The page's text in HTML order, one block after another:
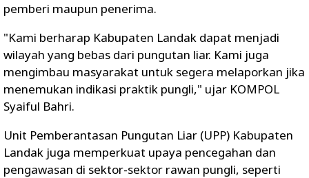
pemberi maupun penerima.
"Kami berharap Kabupaten Landak dapat menjadi
wilayah yang bebas dari pungutan liar. Kami juga
mengimbau masyarakat untuk segera melaporkan jika
menemukan indikasi praktik pungli," ujar KOMPOL
Syaiful Bahri.
Unit Pemberantasan Pungutan Liar (UPP) Kabupaten
Landak juga memperkuat upaya pencegahan dan
pengawasan di sektor-sektor rawan pungli, seperti